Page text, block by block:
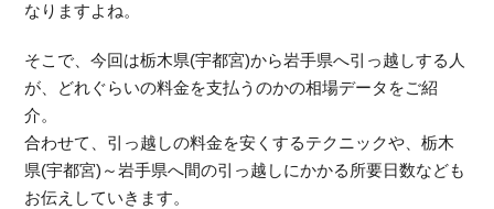
なりますよね。
そこで、今回は栃木県(宇都宮)から岩手県へ引っ越しする人
が、どれぐらいの料金を支払うのかの相場データをご紹
介。
合わせて、引っ越しの料金を安くするテクニックや、栃木
県(宇都宮)～岩手県へ間の引っ越しにかかる所要日数なども
お伝えしていきます。